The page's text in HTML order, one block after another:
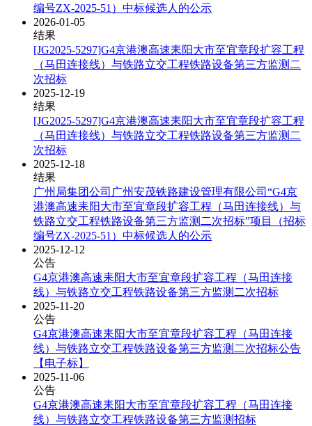
编号ZX-2025-51）中标候选人的公示
2026-01-05
结果
[JG2025-5297]G4京港澳高速耒阳大市至宜章段扩容工程
（马田连接线）与铁路立交工程铁路设备第三方监测二
次招标
2025-12-19
结果
[JG2025-5297]G4京港澳高速耒阳大市至宜章段扩容工程
（马田连接线）与铁路立交工程铁路设备第三方监测二
次招标
2025-12-18
结果
广州局集团公司广州安茂铁路建设管理有限公司“G4京
港澳高速耒阳大市至宜章段扩容工程（马田连接线）与
铁路立交工程铁路设备第三方监测二次招标”项目（招标
编号ZX-2025-51）中标候选人的公示
2025-12-12
公告
G4京港澳高速耒阳大市至宜章段扩容工程（马田连接
线）与铁路立交工程铁路设备第三方监测二次招标
2025-11-20
公告
G4京港澳高速耒阳大市至宜章段扩容工程（马田连接
线）与铁路立交工程铁路设备第三方监测二次招标公告
【电子标】
2025-11-06
公告
G4京港澳高速耒阳大市至宜章段扩容工程（马田连接
线）与铁路立交工程铁路设备第三方监测招标